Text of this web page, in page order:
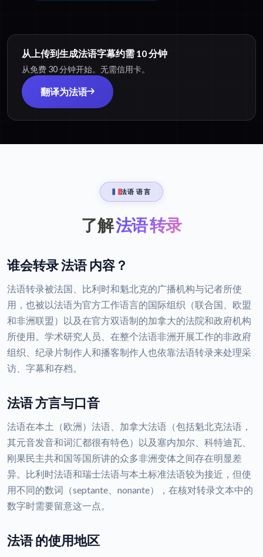
从上传到生成法语字幕约需 10 分钟
从免费 30 分钟开始。无需信用卡。
翻译为法语
法语 语言
了解法语 转录
谁会转录 法语 内容？
法语转录被法国、比利时和魁北克的广播机构与记者所使
用，也被以法语为官方工作语言的国际组织（联合国、欧盟
和非洲联盟）以及在官方双语制的加拿大的法院和政府机构
所使用。学术研究人员、在整个法语非洲开展工作的非政府
组织、纪录片制作人和播客制作人也依靠法语转录来处理采
访、字幕和存档。
法语 方言与口音
法语在本土（欧洲）法语、加拿大法语（包括魁北克法语，
其元音发音和词汇都很有特色）以及塞内加尔、科特迪瓦、
刚果民主共和国等国所讲的众多非洲变体之间存在明显差
异。比利时法语和瑞士法语与本土标准法语较为接近，但使
用不同的数词（septante、nonante），在核对转录文本中的
数字时需要留意这一点。
法语 的使用地区